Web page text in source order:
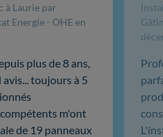
à Laurie par
Energie - OHE en
plus de 8 ans,
toujours à 5
m'ont
de 19 panneaux